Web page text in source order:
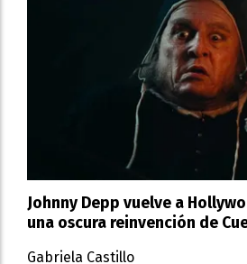
Johnny Depp vuelve a
una oscura reinvención de
Gabriela Castillo